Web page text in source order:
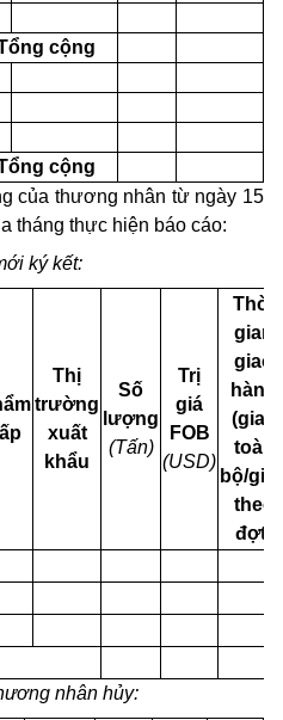
cộng
cộng
của thương nhân từ ngày 15
tháng thực hiện báo cáo:
ký kết:
Thị
trường
xuất
khẩu
Số
lượng
(Tấn)
Trị
giá
FOB
(USD)
Thời
gian
giao
hàng
(giao
toàn
bộ/
theo
đợt)
nhân hủy: